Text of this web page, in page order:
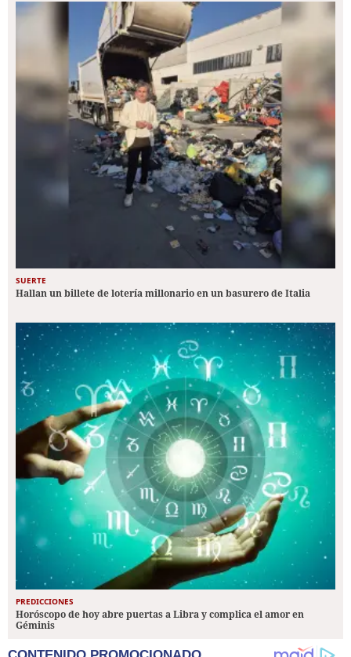
SUERTE
Hallan un billete de lotería millonario en un basurero de Italia
PREDICCIONES
Horóscopo de hoy abre puertas a Libra y complica el amor en
Géminis